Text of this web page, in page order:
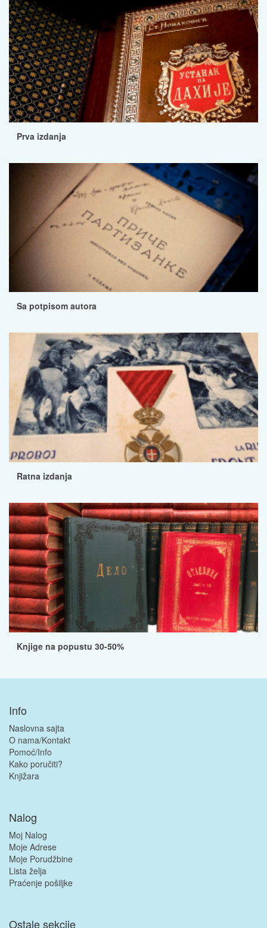
Prva izdanja
Sa potpisom autora
Ratna izdanja
Knjige na popustu 30-50%
Info
Naslovna sajta
O nama/Kontakt
Pomoć/Info
Kako poručiti?
Knjižara
Nalog
Moj Nalog
Moje Adrese
Moje Porudžbine
Lista želja
Praćenje pošiljke
Ostale sekcije